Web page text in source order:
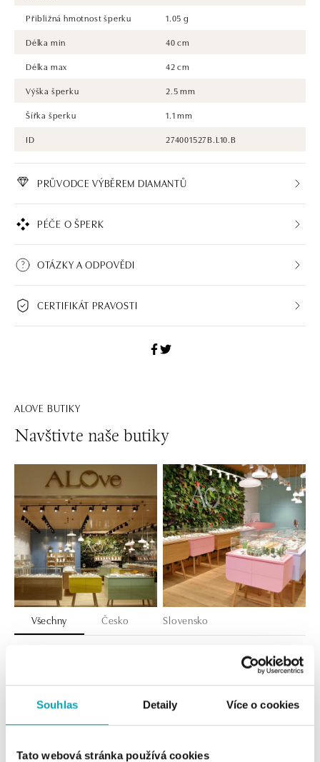
Souhlas Detaily Více o cookies
Tato webová stránka používá cookies
Přibližná hmotnost šperku
1.05 g
Délka min
40 cm
Délka max
42 cm
Výška šperku
2.5 mm
Šířka šperku
1.1 mm
ID
274001527B.L10.B
PRŮVODCE VÝBĚREM DIAMANTŮ
PÉČE O ŠPERK
OTÁZKY A ODPOVĚDI
CERTIFIKÁT PRAVOSTI
ALOVE BUTIKY
Navštivte naše butiky
Všechny Česko Slovensko
tel.: +420736509250
dnes otevřeno do 21:00